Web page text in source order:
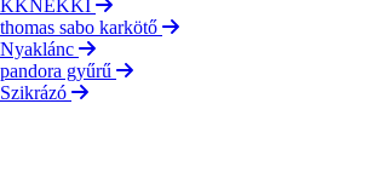
KKNEKKI
thomas sabo karkötő
Nyaklánc
pandora gyűrű
Szikrázó